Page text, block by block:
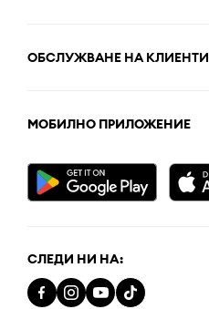
ОБСЛУЖВАНЕ НА КЛИЕНТИ
МОБИЛНО ПРИЛОЖЕНИЕ
СЛЕДИ НИ НА: